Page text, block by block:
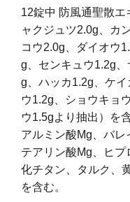
12錠中 防風通聖散
ャクジュツ2.0g、カ
コウ2.0g、ダイオウ
g、センキュウ1.2g
g、ハッカ1.2g、ケ
ウ1.2g、ショウキョ
ウ1.5gより抽出）を
アルミン酸Mg、バ
テアリン酸Mg、ヒ
化チタン、タルク、
を含む。